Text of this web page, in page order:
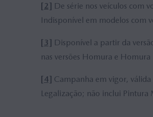
[2] De série nos veículos com
Indisponível em modelos com
[3] Disponível a partir da
nas versões Homura e
[4] Campanha em vigor,
Legalização; não inclui Pintura